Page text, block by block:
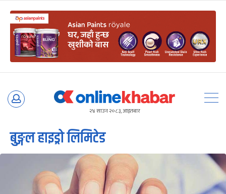
Skip
२४ साउन २०८३, आइतबार
बुङ्गल हाइड्रो लिमिटेड